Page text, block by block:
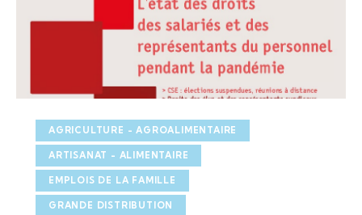
AGRICULTURE - AGROALIMENTAIRE
ARTISANAT - ALIMENTAIRE
EMPLOIS DE LA FAMILLE
GRANDE DISTRIBUTION